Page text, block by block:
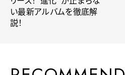
い最新アルバムを徹底解
説！